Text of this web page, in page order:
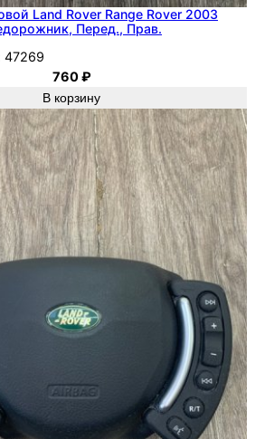
Land Rover Range Rover 2003
Перед., Прав.
47269
760₽
В корзину